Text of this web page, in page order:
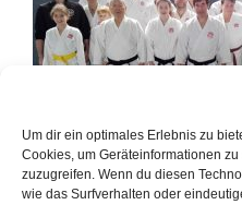
Um dir ein optimales Erlebnis zu
Cookies, um Geräteinformationen
zuzugreifen. Wenn du diesen
wie das Surfverhalten oder